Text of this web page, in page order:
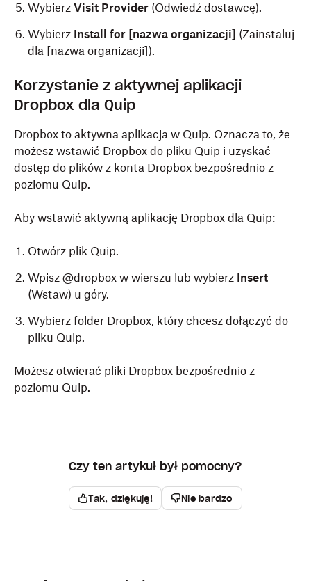
Wybierz Visit Provider (Odwiedź dostawcę).
Wybierz Install for [nazwa organizacji] (Zainstaluj
dla [nazwa organizacji]).
Korzystanie z aktywnej aplikacji
Dropbox dla Quip
Dropbox to aktywna aplikacja w Quip. Oznacza to, że
możesz wstawić Dropbox do pliku Quip i uzyskać
dostęp do plików z konta Dropbox bezpośrednio z
poziomu Quip.
Aby wstawić aktywną aplikację Dropbox dla Quip:
Otwórz plik Quip.
Wpisz @dropbox w wierszu lub wybierz Insert
(Wstaw) u góry.
Wybierz folder Dropbox, który chcesz dołączyć do
pliku Quip.
Możesz otwierać pliki Dropbox bezpośrednio z
poziomu Quip.
Czy ten artykuł był pomocny?
Tak, dziękuję! Nie bardzo